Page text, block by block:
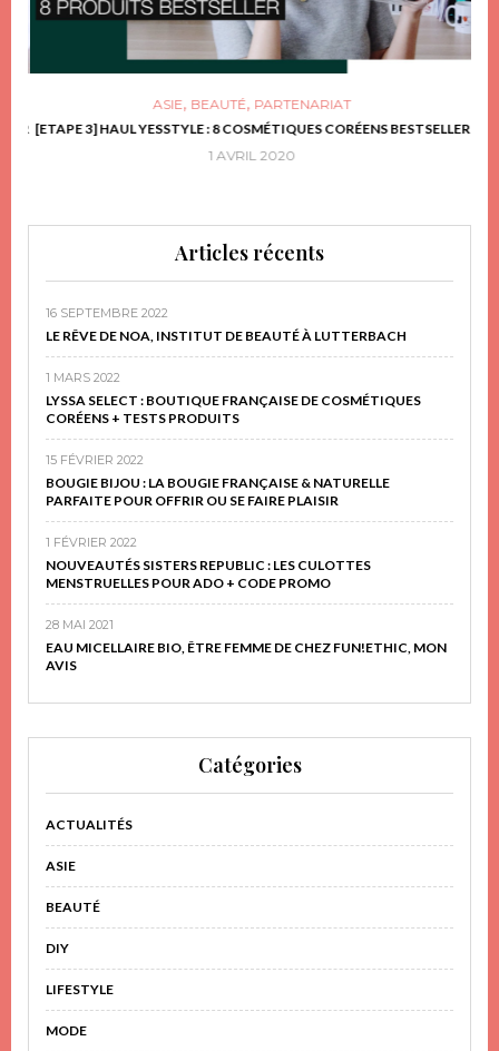
ASIE, BEAUTÉ, PARTENARIAT
[ETAPE 3] HAUL YESSTYLE : 8 COSMÉTIQUES CORÉENS BESTSELLER
1 AVRIL 2020
Articles récents
16 SEPTEMBRE 2022
LE RÊVE DE NOA, INSTITUT DE BEAUTÉ À LUTTERBACH
1 MARS 2022
LYSSA SELECT : BOUTIQUE FRANÇAISE DE COSMÉTIQUES
CORÉENS + TESTS PRODUITS
15 FÉVRIER 2022
BOUGIE BIJOU : LA BOUGIE FRANÇAISE & NATURELLE
PARFAITE POUR OFFRIR OU SE FAIRE PLAISIR
1 FÉVRIER 2022
NOUVEAUTÉS SISTERS REPUBLIC : LES CULOTTES
MENSTRUELLES POUR ADO + CODE PROMO
28 MAI 2021
EAU MICELLAIRE BIO, ÊTRE FEMME DE CHEZ FUN!ETHIC, MON
AVIS
Catégories
ACTUALITÉS
ASIE
BEAUTÉ
DIY
LIFESTYLE
MODE